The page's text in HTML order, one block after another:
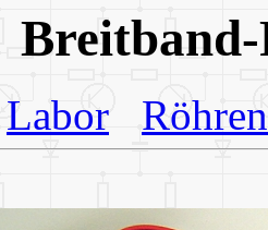
Labor Röhren